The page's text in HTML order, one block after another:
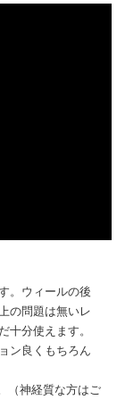
。ウィールの後
の問題は無いレ
十分使えます。
ン良くもちろん
（神経質な方はご